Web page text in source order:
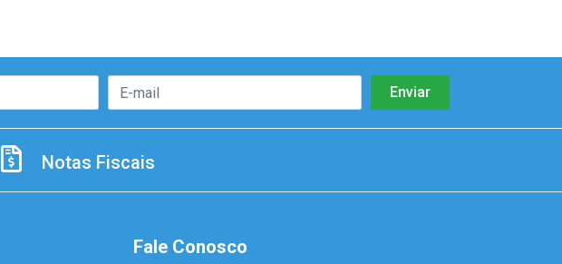
Notas Fiscais
Fale Conosco